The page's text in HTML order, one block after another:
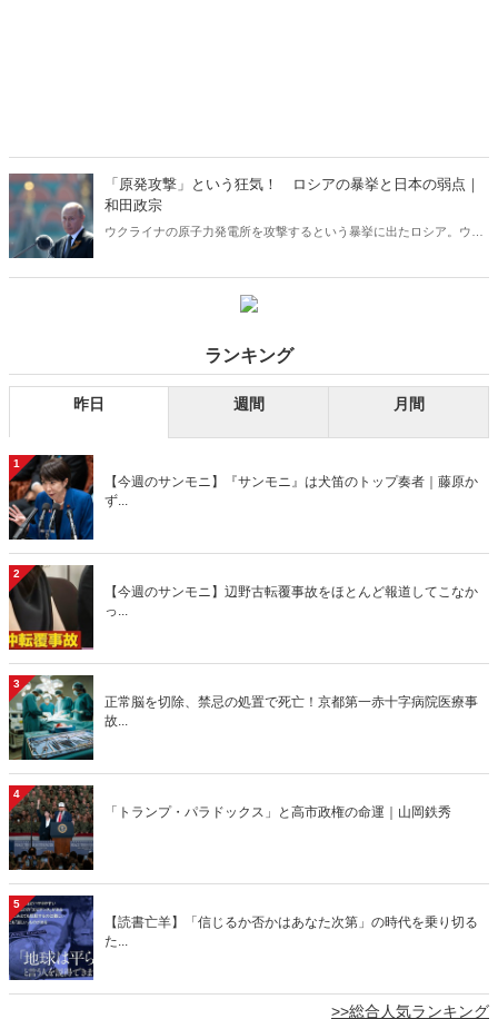
「原発攻撃」という狂気！ ロシアの暴挙と日本の弱点｜
和田政宗
ウクライナの原子力発電所を攻撃するという暴挙に出たロシア。ウク
実行していくべきである。議論することすら許されなければ、日本を
攻撃、侵略しようとする国にとってこれほど有難いことはないだろ
ランキング
昨日 週間 月間
1
【今週のサンモニ】『サンモニ』は犬笛のトップ奏者｜藤原か
ず...
2
【今週のサンモニ】辺野古転覆事故をほとんど報道してこなか
っ...
3
正常脳を切除、禁忌の処置で死亡！京都第一赤十字病院医療事
故...
4
「トランプ・パラドックス」と高市政権の命運｜山岡鉄秀
5
【読書亡羊】「信じるか否かはあなた次第」の時代を乗り切る
た...
>>総合人気ランキング